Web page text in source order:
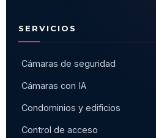
SERVICIOS
Cámaras de seguridad
Cámaras con IA
Condominios y edificios
Control de acceso